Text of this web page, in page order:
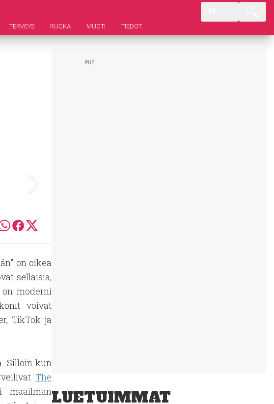
TERVEYS RUOKA MUOTI TIEDOT
on oikea
sellaisia,
moderni
voivat
TikTok ja
Silloin kun
The
maailmanLUETUIMMAT